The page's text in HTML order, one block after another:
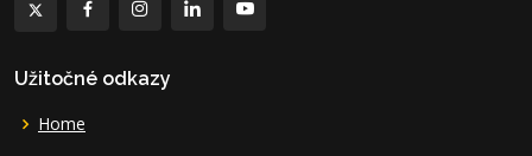
Užitočné odkazy
Home